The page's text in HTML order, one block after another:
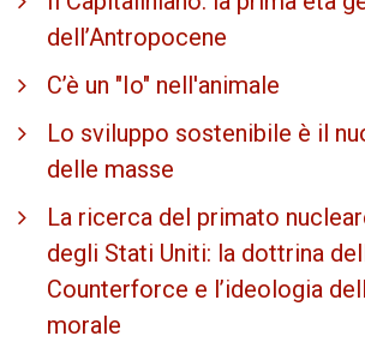
dell’Antropocene
C’è un "Io" nell'animale
Lo sviluppo sostenibile è il
delle masse
La ricerca del primato
degli Stati Uniti: la dottrina
Counterforce e l’ideologia
morale